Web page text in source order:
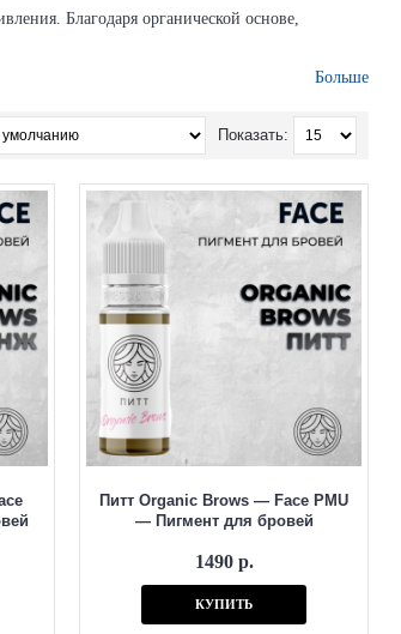
Благодаря органической основе,
Больше
Показать:
Питт Organic Brows — Face PMU
— Пигмент для бровей
1490 р.
КУПИТЬ